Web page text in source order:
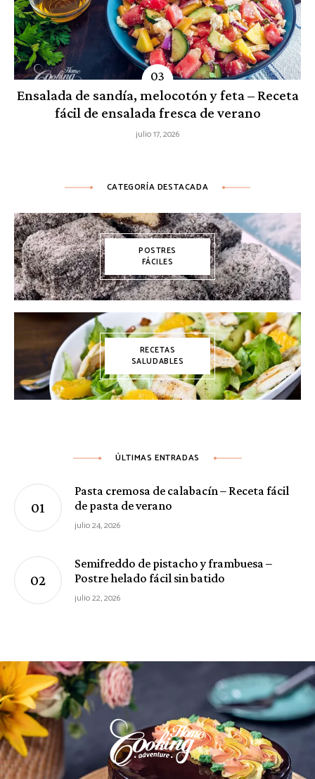
Ensalada de sandía, melocotón y feta – Receta
fácil de ensalada fresca de verano
julio 17, 2026
CATEGORÍA DESTACADA
POSTRES
FÁCILES
RECETAS
SALUDABLES
ÚLTIMAS ENTRADAS
Pasta cremosa de calabacín – Receta fácil
de pasta de verano
julio 24, 2026
Semifreddo de pistacho y frambuesa –
Postre helado fácil sin batido
julio 22, 2026